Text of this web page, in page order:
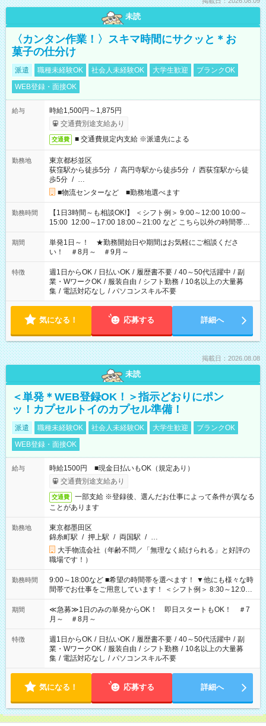
未読
〈カンタン作業！〉スキマ時間にサクッと＊お
菓子の仕分け
派遣 職種未経験OK 社会人未経験OK 大学生歓迎
ブランクOK
WEB登録・面接OK
給与
時給1,500円～1,875円
交通費別途支給あり
交通費 ■ 交通費規定内支給 ※派遣先による
勤務地
東京都杉並区
荻窪駅から徒歩5分 / 高円寺駅から徒歩5分 / 西荻窪駅から徒
歩5分 / …
■物流センターなど ■勤務地選べます
勤務時間
【1日3時間～も相談OK!】 ＜シフト例＞ 9:00～12:00 10:00～
15:00 12:00～17:00 18:00～21:00 など こちら以外の時間帯も
お気軽にご相談ください！
期間
単発1日～！ ★勤務開始日や期間はお気軽にご相談くださ
い！ ＃8月～ ＃9月～
特徴 週1日からOK / 日払いOK / 履歴書不要 / 40～50代活躍中 / 副
業・WワークOK / 服装自由 / シフト勤務 / 10名以上の大量募
集 / 電話対応なし / パソコンスキル不要
気になる！ 応募する 詳細へ
掲載日：2026.08.08
未読
＜単発＊WEB登録OK！＞指示どおりにポン
ッ！カプセルトイのカプセル準備！
派遣 職種未経験OK 社会人未経験OK 大学生歓迎
ブランクOK
WEB登録・面接OK
給与
時給1500円 ■現金日払いもOK（規定あり）
交通費別途支給あり
交通費
一部支給 ※登録後、選んだお仕事によって条件が異なる
ことがあります
勤務地
東京都墨田区
錦糸町駅 / 押上駅 / 両国駅 / …
大手物流会社（年齢不問／「無理なく続けられる」と好評の
職場です！）
勤務時間
9:00～18:00など ■希望の時間帯を選べます！ ▼他にも様々な時
間帯でお仕事をご用意しています！ ＜シフト例＞ 8:30～12:00
17:00～22:00 13:00～22:00 22:00～翌6:00 など
期間
≪急募≫1日のみの単発からOK！ 即日スタートもOK！ ＃7
月～ ＃8月～
特徴 週1日からOK / 日払いOK / 履歴書不要 / 40～50代活躍中 / 副
業・WワークOK / 服装自由 / シフト勤務 / 10名以上の大量募
集 / 電話対応なし / パソコンスキル不要
気になる！ 応募する 詳細へ